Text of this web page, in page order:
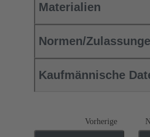
Materialien
Normen/
Kaufmännische
Vorherige